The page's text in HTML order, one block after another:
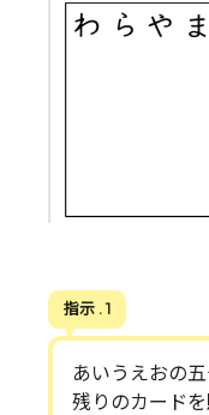
指示 . 1
あいうえおの
残りのカードを